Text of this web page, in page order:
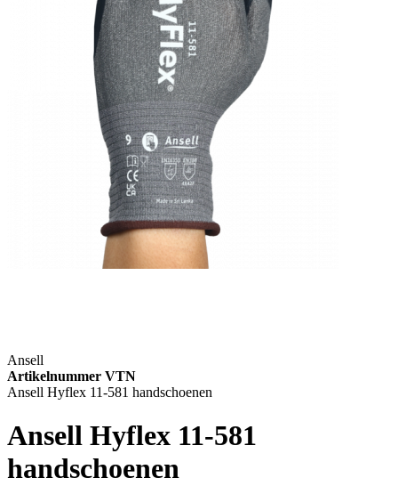
Ansell
Artikelnummer VTN
Ansell Hyflex 11-581 handschoenen
Ansell Hyflex 11-581
handschoenen